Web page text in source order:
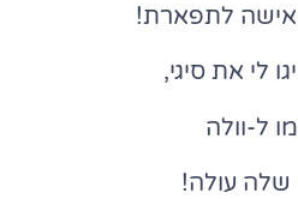
אישה לתפארת!
לי את סיגי,
ל-וולה
עולה!